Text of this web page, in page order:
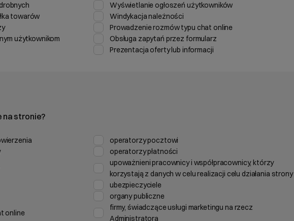
Wyświetlanie ogłoszeń użytkowników
towarów
Windykacja należności
Prowadzenie rozmów typu chat online
użytkownikom
Obsługa zapytań przez formularz
Prezentacja oferty lub informacji
na stronie?
operatorzy pocztowi
operatorzy płatności
upoważnieni pracownicy i współpracownicy, którzy
korzystają z danych w celu realizacji celu działania strony
ubezpieczyciele
organy publiczne
online
firmy, świadczące usługi marketingu na rzecz
Administratora